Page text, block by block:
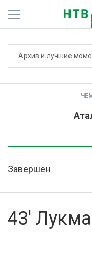
О сайте
Архив и лучшие
Завершен
43'